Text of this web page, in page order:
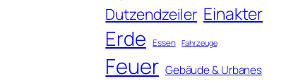
Dutzendzeiler Einakter
Erde Essen Fahrzeuge
Feuer Gebäude & Urbanes